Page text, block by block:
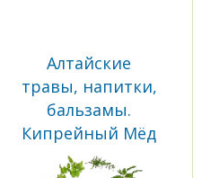
Алтайские
травы, напитки,
бальзамы.
Кипрейный Мёд